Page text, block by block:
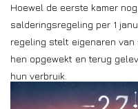
Gereedschap
Tips van de Expert
Hoewel de eerste kamer
salderingsregeling per 1
regeling stelt eigenaren
hen opgewekt en terug
hun verbruik.